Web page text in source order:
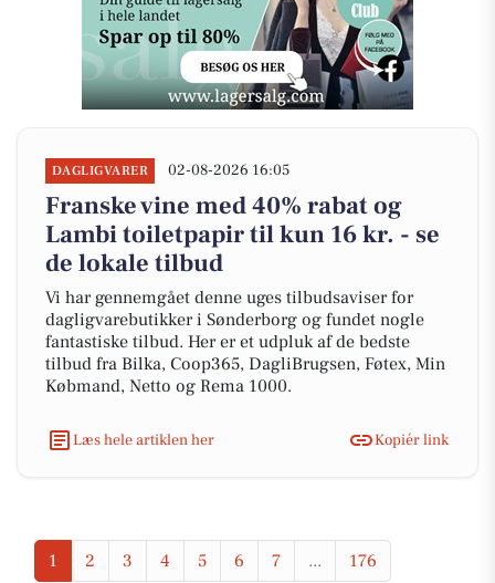
DAGLIGVARER 02-08-2026 16:05
Franske vine med 40% rabat og
Lambi toiletpapir til kun 16 kr. - se
de lokale tilbud
Vi har gennemgået denne uges tilbudsaviser for
dagligvarebutikker i Sønderborg og fundet nogle
fantastiske tilbud. Her er et udpluk af de bedste
tilbud fra Bilka, Coop365, DagliBrugsen, Føtex, Min
Købmand, Netto og Rema 1000.
Læs hele artiklen her Kopiér link
1 2 3 4 5 6 7 ... 176